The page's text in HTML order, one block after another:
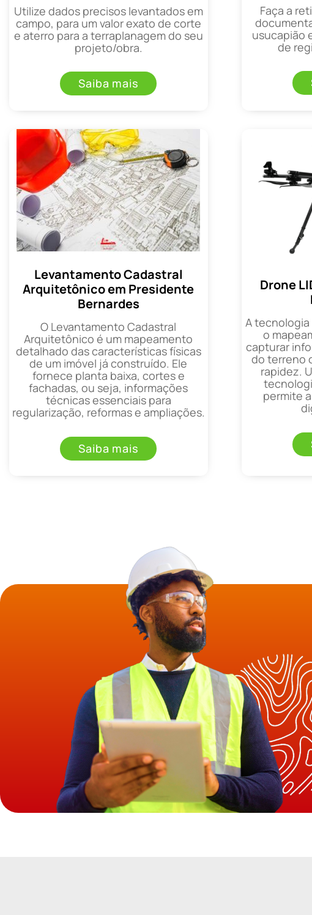
Utilize dados precisos levantados em
campo, para um valor exato de corte
e aterro para a terraplanagem do seu
projeto/obra.
Saiba mais
Faça a
usucapião
de
Levantamento Cadastral
Arquitetônico em Presidente
Bernardes
O Levantamento Cadastral
Arquitetônico é um mapeamento
detalhado das características físicas
de um imóvel já construído. Ele
fornece planta baixa, cortes e
fachadas, ou seja, informações
técnicas essenciais para
regularização, reformas e ampliações.
Saiba mais
Drone
A tecnologia
o
capturar
do terreno
rapidez.
permite